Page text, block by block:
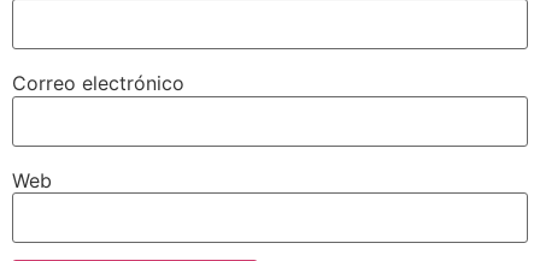
Correo electrónico
Web